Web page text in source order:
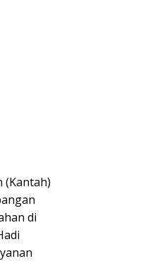
(Kantah)
di